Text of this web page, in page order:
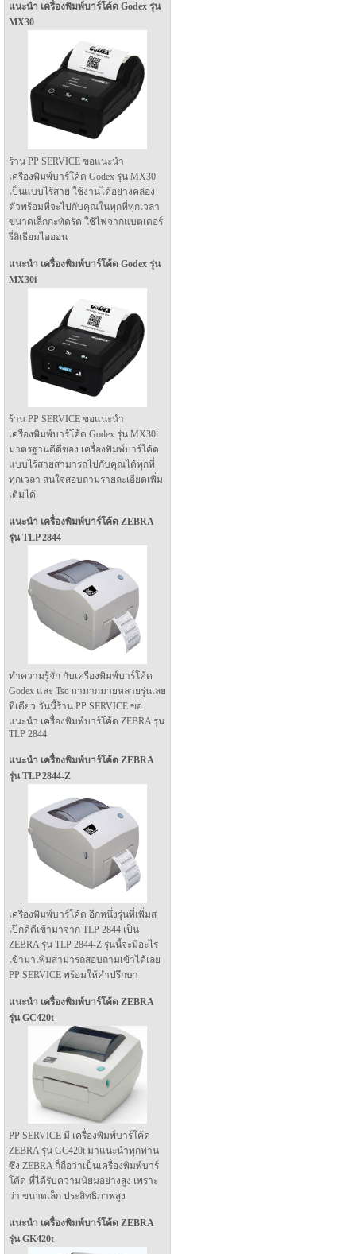
แนะนำ เครื่องพิมพ์บาร์โค้ด Godex รุ่น
MX30
ร้าน PP SERVICE ขอแนะนำ
เครื่องพิมพ์บาร์โค้ด Godex รุ่น MX30
เป็นแบบไร้สาย ใช้งานได้อย่างคล่อง
ตัวพร้อมที่จะไปกับคุณในทุกที่ทุกเวลา
ขนาดเล็กกะทัดรัด ใช้ไฟจากแบตเตอร์
รี่ลิเธียมไอออน
แนะนำ เครื่องพิมพ์บาร์โค้ด Godex รุ่น
MX30i
ร้าน PP SERVICE ขอแนะนำ
เครื่องพิมพ์บาร์โค้ด Godex รุ่น MX30i
มาตรฐานดีดีของ เครื่องพิมพ์บาร์โค้ด
แบบไร้สายสามารถไปกับคุณได้ทุกที่
ทุกเวลา สนใจสอบถามรายละเอียดเพิ่ม
เติมได้
แนะนำ เครื่องพิมพ์บาร์โค้ด ZEBRA
รุ่น TLP 2844
ทำความรู้จัก กับเครื่องพิมพ์บาร์โค้ด
Godex และ Tsc มามากมายหลายรุ่นเลย
ทีเดียว วันนี้ร้าน PP SERVICE ขอ
แนะนำ เครื่องพิมพ์บาร์โค้ด ZEBRA รุ่น
TLP 2844
แนะนำ เครื่องพิมพ์บาร์โค้ด ZEBRA
รุ่น TLP 2844-Z
เครื่องพิมพ์บาร์โค้ด อีกหนึ่งรุ่นที่เพิ่มส
เป๊กดีดีเข้ามาจาก TLP 2844 เป็น
ZEBRA รุ่น TLP 2844-Z รุ่นนี้จะมีอะไร
เข้ามาเพิ่มสามารถสอบถามเข้าได้เลย
PP SERVICE พร้อมให้คำปรึกษา
แนะนำ เครื่องพิมพ์บาร์โค้ด ZEBRA
รุ่น GC420t
PP SERVICE มี เครื่องพิมพ์บาร์โค้ด
ZEBRA รุ่น GC420t มาแนะนำทุกท่าน
ซึ่ง ZEBRA ก็ถือว่าเป็นเครื่องพิมพ์บาร์
โค้ด ที่ได้รับความนิยมอย่างสูง เพราะ
ว่า ขนาดเล็ก ประสิทธิภาพสูง
แนะนำ เครื่องพิมพ์บาร์โค้ด ZEBRA
รุ่น GK420t